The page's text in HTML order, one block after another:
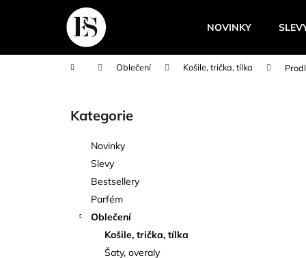
NOVINKY
Domů Oblečení Košile, trička, tílka
Přeskočit
kategorie
Kategorie
Novinky
Slevy
Bestsellery
Parfém
Oblečení
Košile, trička, tílka
Šaty, overaly
í
Zpět
do
Zpět
do